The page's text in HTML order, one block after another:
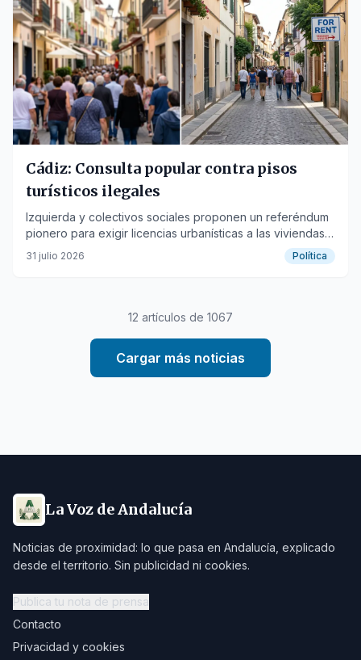
Cádiz: Consulta popular contra pisos
turísticos ilegales
Izquierda y colectivos sociales proponen un referéndum
pionero para exigir licencias urbanísticas a las viviendas
de uso turístico.
31 julio 2026 Política
12 artículos de 1067
Cargar más noticias
La Voz de Andalucía
Noticias de proximidad: lo que pasa en Andalucía, explicado
desde el territorio. Sin publicidad ni cookies.
Publica tu nota de prensa
Contacto
Privacidad y cookies